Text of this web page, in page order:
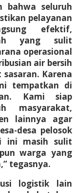
bahwa seluruh
pelayanan
efektif,
yang sulit
operasional
air bersih
Karena
tempatkan di
Kami siap
masyarakat,
lainnya agar
desa pelosok
ini masih sulit
warga yang
tegasnya.
logistik lain